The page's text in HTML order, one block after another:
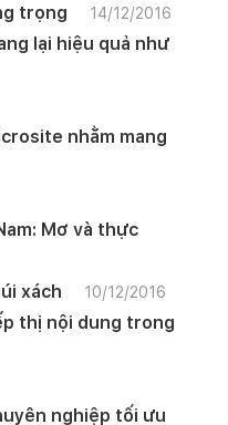
trọng 14/12/2016
lại hiệu quả như
nhằm mang
Mơ và thực
xách 10/12/2016
thị nội dung trong
nghiệp tối ưu